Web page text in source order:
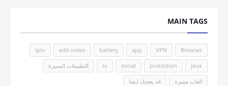
MAIN TAGS
Browser
VPN
app
battery
edit video
iptv
jeux
protection
social
tv التطبيقات المميزة
العاب مميزة قد يعجبك ايضا